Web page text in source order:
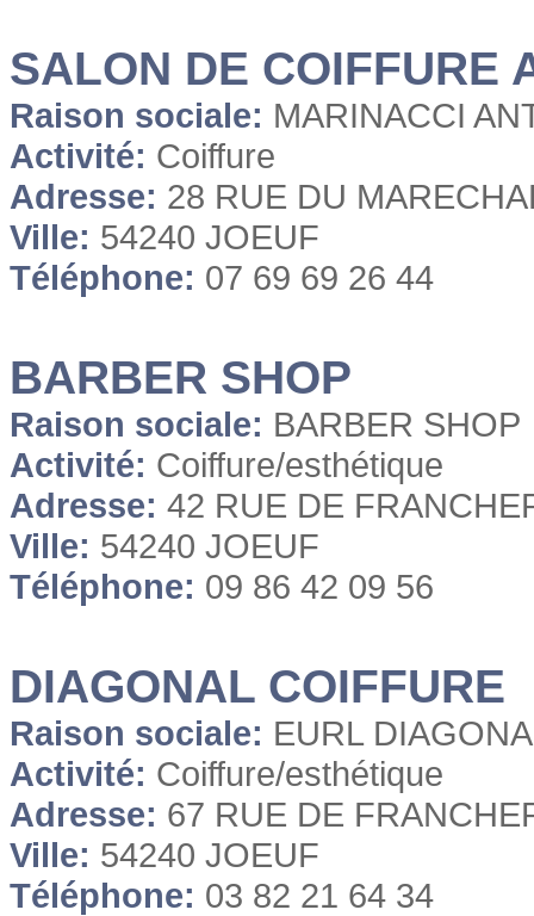
SALON DE COIFFURE
Raison sociale: MARINACCI
Activité: Coiffure
Adresse: 28 RUE DU
Ville: 54240 JOEUF
Téléphone: 07 69 69 26 44
BARBER SHOP
Raison sociale: BARBER SHOP
Activité: Coiffure/esthétique
Adresse: 42 RUE DE
Ville: 54240 JOEUF
Téléphone: 09 86 42 09 56
DIAGONAL COIFFURE
Raison sociale: EURL
Activité: Coiffure/esthétique
Adresse: 67 RUE DE
Ville: 54240 JOEUF
Téléphone: 03 82 21 64 34